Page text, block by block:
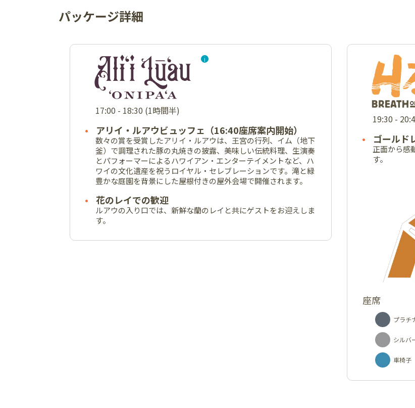
パッケージ詳細
17:00 - 18:30 (1時間半)
アリイ・ルアウビュッフェ（16:40座席案内開始）
数々の賞を受賞したアリイ・ルアウは、王宮の行列、イム（地下
釜）で調理された豚の丸焼きの披露、美味しい伝統料理、生演奏
とパフォーマーによるハワイアン・エンターテイメントなど、ハ
ワイの文化遺産を祝うロイヤル・セレブレーションです。滝と緑
豊かな庭園を背景にした屋根付きの屋外会場で開催されます。
花のレイでの歓迎
ルアウの入り口では、新鮮な蘭のレイと共にゲストをお迎えしま
す。
19:30 -
ゴールド
正面から感
す。
座席
プラチ
シルバ
車椅子